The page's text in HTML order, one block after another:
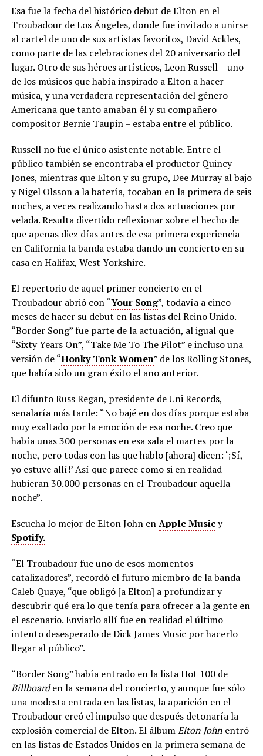
Esa fue la fecha del histórico debut de Elton en el
Troubadour de Los Ángeles, donde fue invitado a unirse
al cartel de uno de sus artistas favoritos, David Ackles,
como parte de las celebraciones del 20 aniversario del
lugar. Otro de sus héroes artísticos, Leon Russell – uno
de los músicos que había inspirado a Elton a hacer
música, y una verdadera representación del género
Americana que tanto amaban él y su compañero
compositor Bernie Taupin – estaba entre el público.
Russell no fue el único asistente notable. Entre el
público también se encontraba el productor Quincy
Jones, mientras que Elton y su grupo, Dee Murray al bajo
y Nigel Olsson a la batería, tocaban en la primera de seis
noches, a veces realizando hasta dos actuaciones por
velada. Resulta divertido reflexionar sobre el hecho de
que apenas diez días antes de esa primera experiencia
en California la banda estaba dando un concierto en su
casa en Halifax, West Yorkshire.
El repertorio de aquel primer concierto en el
Troubadour abrió con “Your Song”, todavía a cinco
meses de hacer su debut en las listas del Reino Unido.
“Border Song” fue parte de la actuación, al igual que
“Sixty Years On”, “Take Me To The Pilot” e incluso una
versión de “Honky Tonk Women” de los Rolling Stones,
que había sido un gran éxito el año anterior.
El difunto Russ Regan, presidente de Uni Records,
señalaría más tarde: “No bajé en dos días porque estaba
muy exaltado por la emoción de esa noche. Creo que
había unas 300 personas en esa sala el martes por la
noche, pero todas con las que hablo [ahora] dicen: ‘¡Sí,
yo estuve allí!’ Así que parece como si en realidad
hubieran 30.000 personas en el Troubadour aquella
noche”.
Escucha lo mejor de Elton John enApple Musicy
Spotify.
“El Troubadour fue uno de esos momentos
catalizadores”, recordó el futuro miembro de la banda
Caleb Quaye, “que obligó [a Elton] a profundizar y
descubrir qué era lo que tenía para ofrecer a la gente en
el escenario. Enviarlo allí fue en realidad el último
intento desesperado de Dick James Music por hacerlo
llegar al público”.
“Border Song” había entrado en la lista Hot 100 de
Billboarden la semana del concierto, y ​​aunque fue sólo
una modesta entrada en las listas, la aparición en el
Troubadour creó el impulso que después detonaría la
explosión comercial de Elton. El álbumElton Johnentró
en las listas de Estados Unidos en la primera semana de